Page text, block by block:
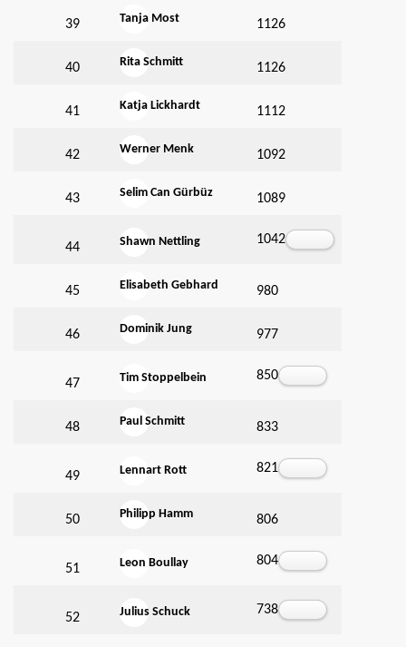
39 Tanja Most 1126
40 Rita Schmitt 1126
41 Katja Lickhardt 1112
42 Werner Menk 1092
43 Selim Can Gürbüz 1089
44 Shawn Nettling 1042
45 Elisabeth Gebhard 980
46 Dominik Jung 977
47 Tim Stoppelbein 850
48 Paul Schmitt 833
49 Lennart Rott 821
50 Philipp Hamm 806
51 Leon Boullay 804
52 Julius Schuck 738